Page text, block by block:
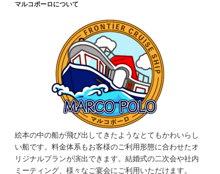
マルコポーロについて
絵本の中の船が飛び出してきたようなとてもかわいらし
い船です。料金体系もお客様のご利用形態に合わせたオ
リジナルプランが演出できます。結婚式の二次会や社内
ミーティング、様々なご宴会にご利用いただけます。